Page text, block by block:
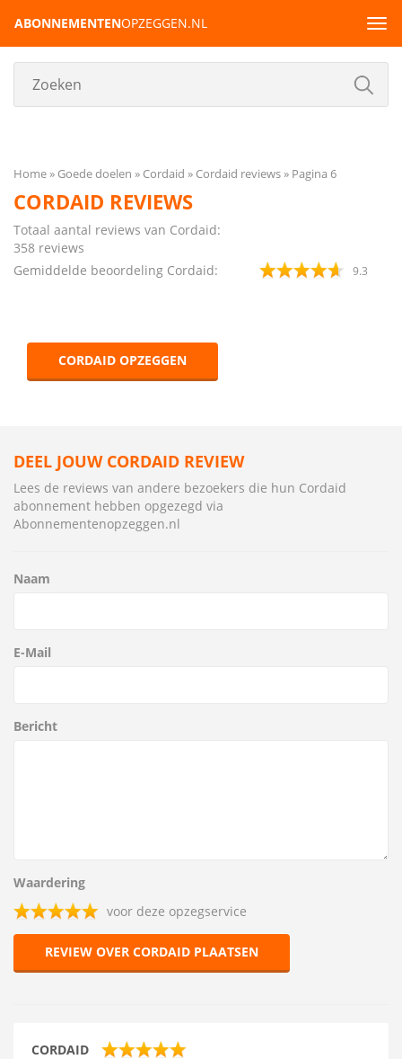
ABONNEMENTENOPZEGGEN.NL
Home Goede doelen Cordaid Cordaid reviews Pagina 6
CORDAID REVIEWS
Totaal aantal reviews van Cordaid:
358 reviews
Gemiddelde beoordeling Cordaid:
9.3
CORDAID OPZEGGEN
DEEL JOUW CORDAID REVIEW
Lees de reviews van andere bezoekers die hun Cordaid
abonnement hebben opgezegd via
Abonnementenopzeggen.nl
Naam
E-Mail
Bericht
Waardering
voor deze opzegservice
REVIEW OVER CORDAID PLAATSEN
CORDAID